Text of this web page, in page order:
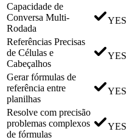
Capacidade de
Conversa Multi-
Rodada
YES
Referências Precisas
de Células e
Cabeçalhos
YES
Gerar fórmulas de
referência entre
planilhas
YES
Resolve com precisão
problemas complexos
de fórmulas
YES